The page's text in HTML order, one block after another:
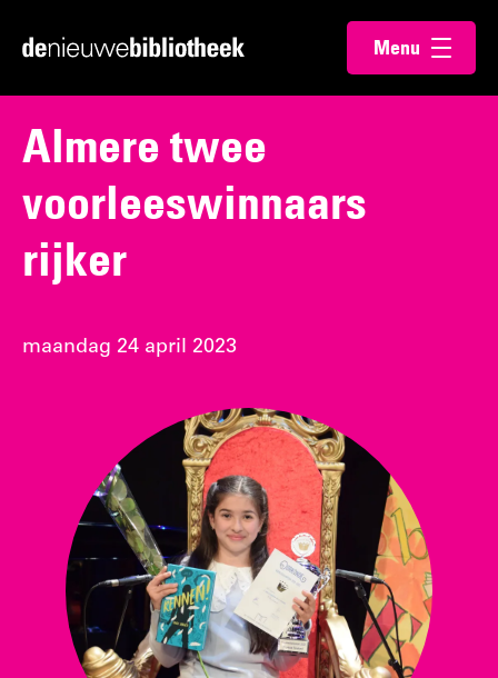
direct
content
direct
footer
Ga
homepagina
Menu
openen
Almere twee
voorleeswinnaars
rijker
maandag 24 april 2023